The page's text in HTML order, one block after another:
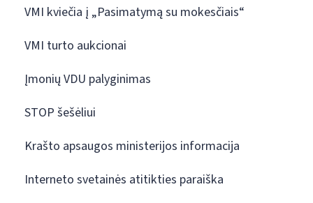
VMI kviečia į „Pasimatymą su mokesčiais“
VMI turto aukcionai
Įmonių VDU palyginimas
STOP šešėliui
Krašto apsaugos ministerijos informacija
Interneto svetainės atitikties paraiška